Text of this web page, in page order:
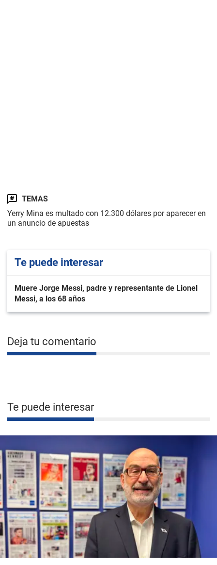
TEMAS
Yerry Mina es multado con 12.300 dólares por aparecer en
un anuncio de apuestas
Te puede interesar
Muere Jorge Messi, padre y representante de Lionel
Messi, a los 68 años
Deja tu comentario
Te puede interesar